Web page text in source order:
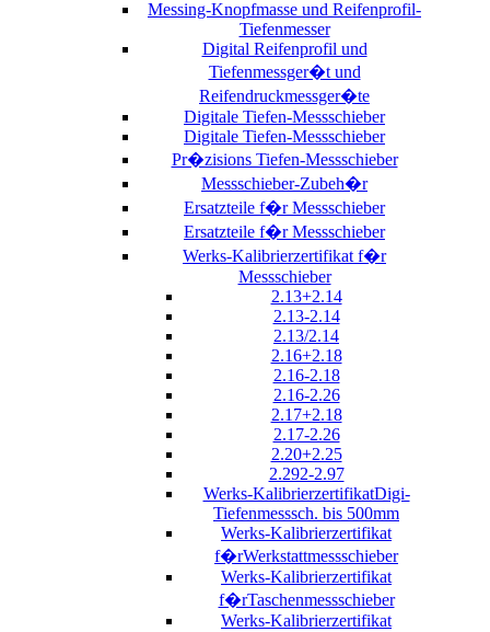
Messing-Knopfmasse und Reifenprofil-
Tiefenmesser
Digital Reifenprofil und
Tiefenmessger�t und
Reifendruckmessger�te
Digitale Tiefen-Messschieber
Digitale Tiefen-Messschieber
Pr�zisions Tiefen-Messschieber
Messschieber-Zubeh�r
Ersatzteile f�r Messschieber
Ersatzteile f�r Messschieber
Werks-Kalibrierzertifikat f�r
Messschieber
2.13+2.14
2.13-2.14
2.13/2.14
2.16+2.18
2.16-2.18
2.16-2.26
2.17+2.18
2.17-2.26
2.20+2.25
2.292-2.97
Werks-KalibrierzertifikatDigi-
Tiefenmesssch. bis 500mm
Werks-Kalibrierzertifikat
f�rWerkstattmessschieber
Werks-Kalibrierzertifikat
f�rTaschenmessschieber
Werks-Kalibrierzertifikat